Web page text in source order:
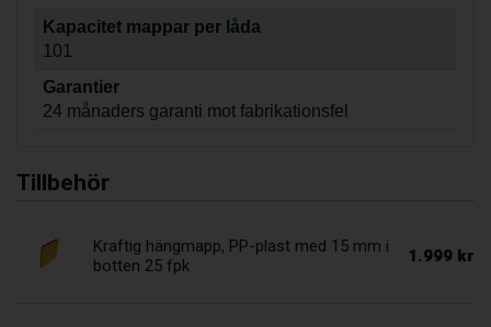
Kapacitet mappar per låda
101
Garantier
24 månaders garanti mot fabrikationsfel
Tillbehör
Kraftig hängmapp, PP-plast med 15 mm i
botten 25 fpk
1.999 kr